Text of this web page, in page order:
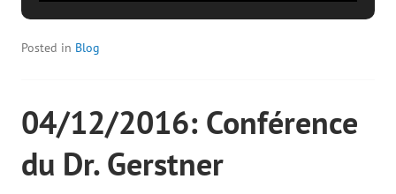
Posted in Blog
04/12/2016: Conférence
du Dr. Gerstner